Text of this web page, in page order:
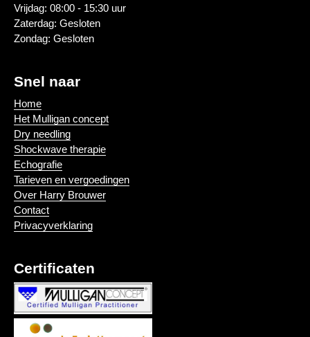
Vrijdag: 08:00 - 15:30 uur
Zaterdag: Gesloten
Zondag: Gesloten
Snel naar
Home
Het Mulligan concept
Dry needling
Shockwave therapie
Echografie
Tarieven en vergoedingen
Over Harry Brouwer
Contact
Privacyverklaring
Certificaten